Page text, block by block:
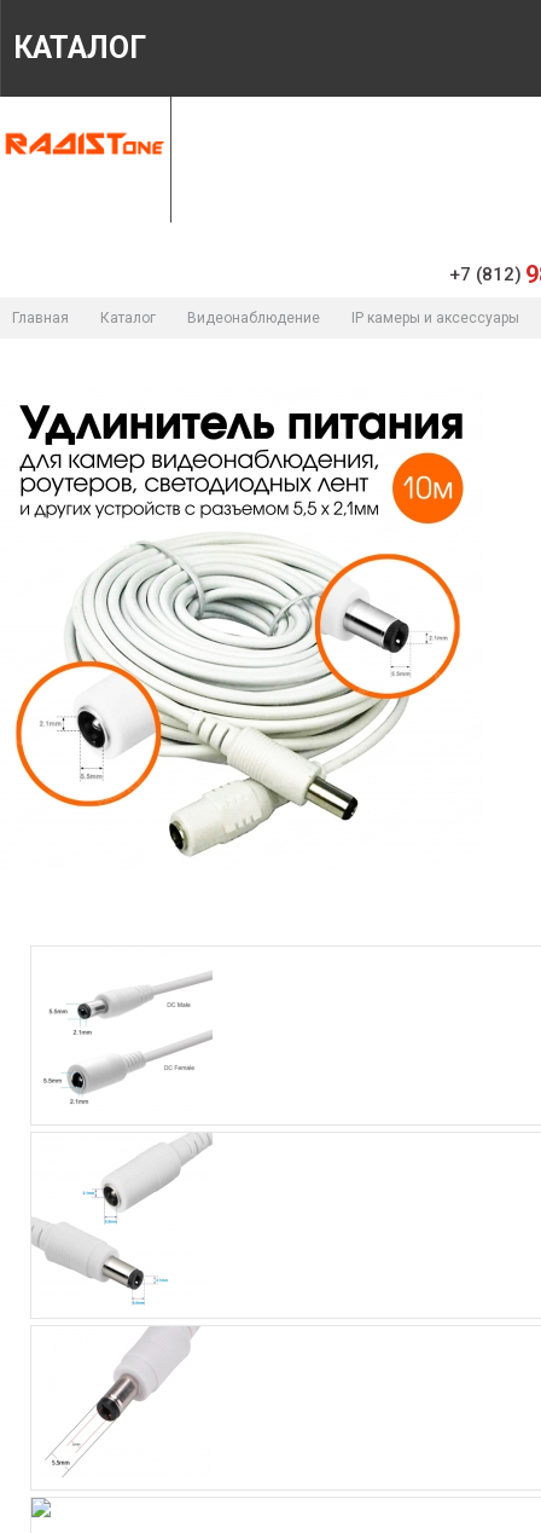
КАТАЛОГ
+7 (812)
Главная Каталог Видеонаблюдение IP камеры и аксессуары